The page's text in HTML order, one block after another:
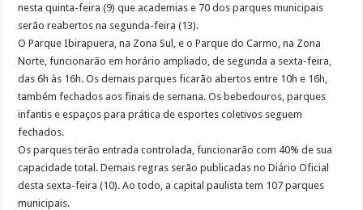
nesta quinta-feira (9) que academias e 70 dos parques municipais
serão reabertos na segunda-feira (13).
O Parque Ibirapuera, na Zona Sul, e o Parque do Carmo, na Zona
Norte, funcionarão em horário ampliado, de segunda a sexta-feira,
das 6h às 16h. Os demais parques ficarão abertos entre 10h e 16h,
também fechados aos finais de semana. Os bebedouros, parques
infantis e espaços para prática de esportes coletivos seguem
fechados.
Os parques terão entrada controlada, funcionarão com 40% de sua
capacidade total. Demais regras serão publicadas no Diário Oficial
desta sexta-feira (10). Ao todo, a capital paulista tem 107 parques
municipais.